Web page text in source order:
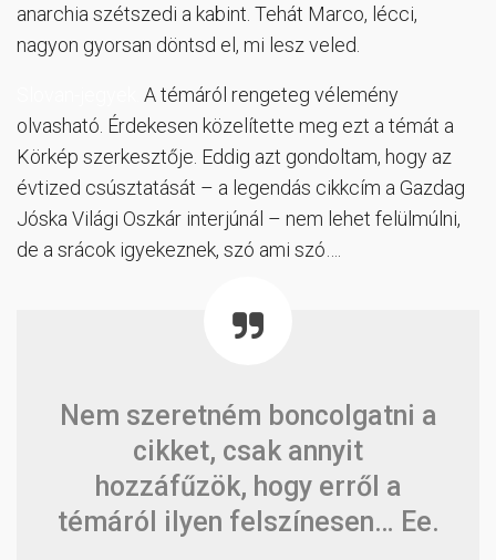
anarchia szétszedi a kabint. Tehát Marco, lécci,
nagyon gyorsan döntsd el, mi lesz veled.
A témáról rengeteg vélemény
olvasható. Érdekesen közelítette meg ezt a témát a
Körkép szerkesztője. Eddig azt gondoltam, hogy az
évtized csúsztatását – a legendás cikkcím a Gazdag
Jóska Világi Oszkár interjúnál – nem lehet felülmúlni,
de a srácok igyekeznek, szó ami szó….
Nem szeretném boncolgatni a
cikket, csak annyit
hozzáfűzök, hogy erről a
témáról ilyen felszínesen… Ee.